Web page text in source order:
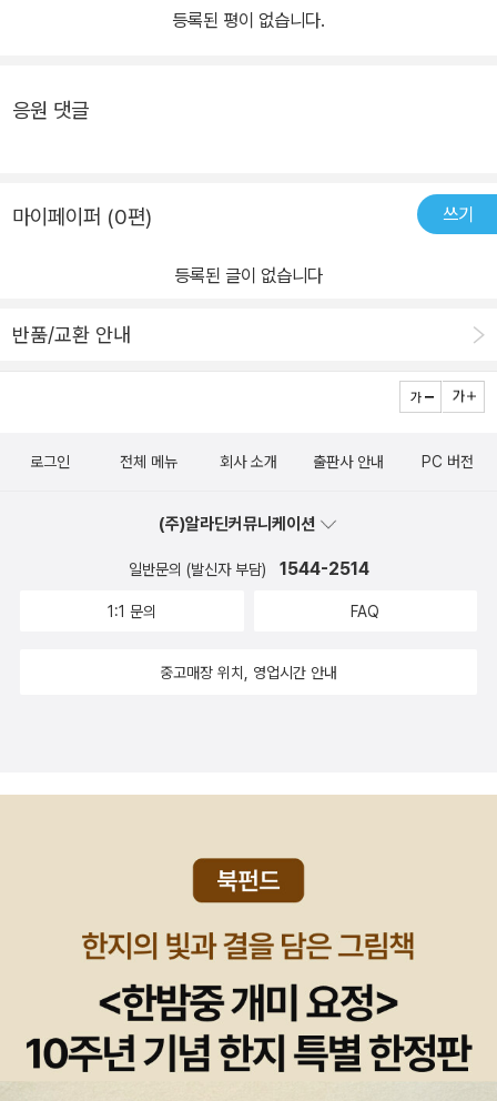
등록된 평이 없습니다.
응원 댓글
마이페이퍼 (0편) 쓰기
등록된 글이 없습니다
반품/교환 안내
로그인 전체 메뉴 회사 소개 출판사 안내 PC 버전
(주)알라딘커뮤니케이션
일반문의 (발신자 부담) 1544-2514
1:1 문의 FAQ
중고매장 위치, 영업시간 안내